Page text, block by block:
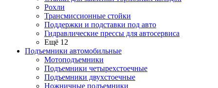
Рохли
Трансмиссионные стойки
Поддержки и подставки под авто
Гидравлические прессы для автосервиса
Ещё 12
Подъемники автомобильные
Мотоподъемники
Подъемники четырехстоечные
Подъемники двухстоечные
Ножничные подъемники